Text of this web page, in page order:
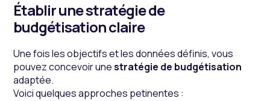
Établir une stratégie de
budgétisation claire
Une fois les objectifs et les données définis, vous
pouvez concevoir unestratégie de budgétisation
adaptée.
Voici quelques approches petinentes :